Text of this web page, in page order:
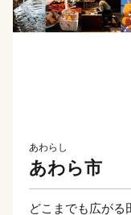
あわらし
あわら市
どこまでも広がる